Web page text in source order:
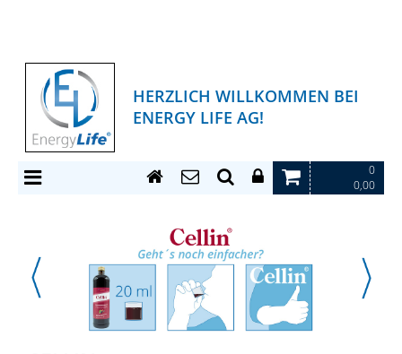
HERZLICH WILLKOMMEN BEI
ENERGY LIFE AG!
0
0,00